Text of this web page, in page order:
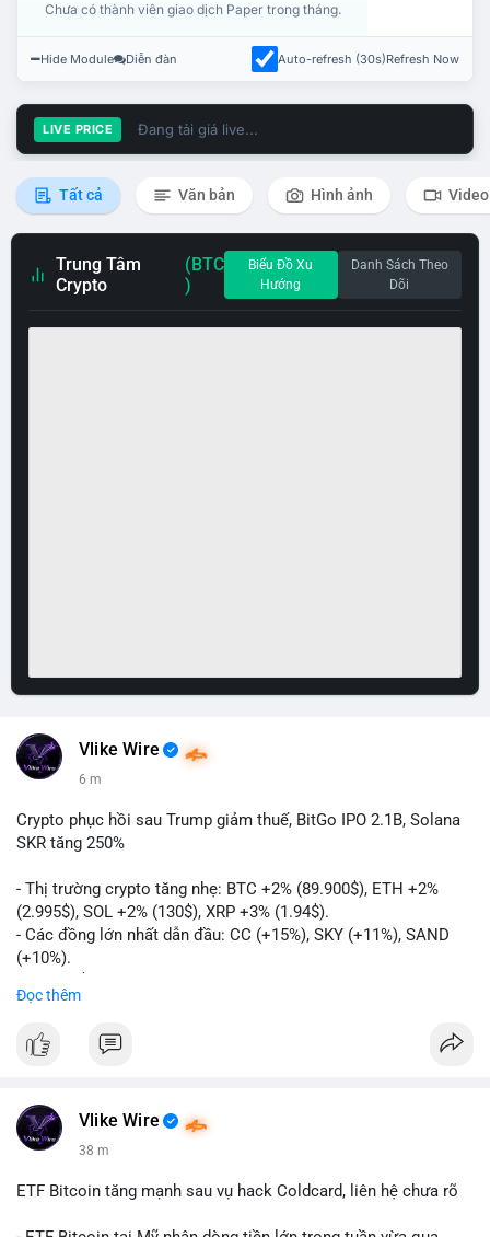
Chưa có thành viên giao dịch Paper trong tháng.
Hide Module Diễn đàn Auto-refresh (30s)Refresh Now
LIVE PRICE Đang tải giá live...
Tất cả Văn bản Hình ảnh Video
Trung Tâm
Crypto
(BTC
)
Biểu Đồ Xu
Hướng
Danh Sách Theo
Dõi
Vlike Wire
6 m
Crypto phục hồi sau Trump giảm thuế, BitGo IPO 2.1B, Solana
SKR tăng 250%
- Thị trường crypto tăng nhẹ: BTC +2% (89.900$), ETH +2%
(2.995$), SOL +2% (130$), XRP +3% (1.94$).
- Các đồng lớn nhất dẫn đầu: CC (+15%), SKY (+11%), SAND
(+10%).
hủy bỏ lệnh thuế EU.
và phân quyền Ethereum.
có sự đồng thuận hai đảng.
- Newrez xem xét Bitcoin và Ethereum trong việc xác định đủ
động.
Đọc thêm
Vlike Wire
38 m
ETF Bitcoin tăng mạnh sau vụ hack Coldcard, liên hệ chưa rõ